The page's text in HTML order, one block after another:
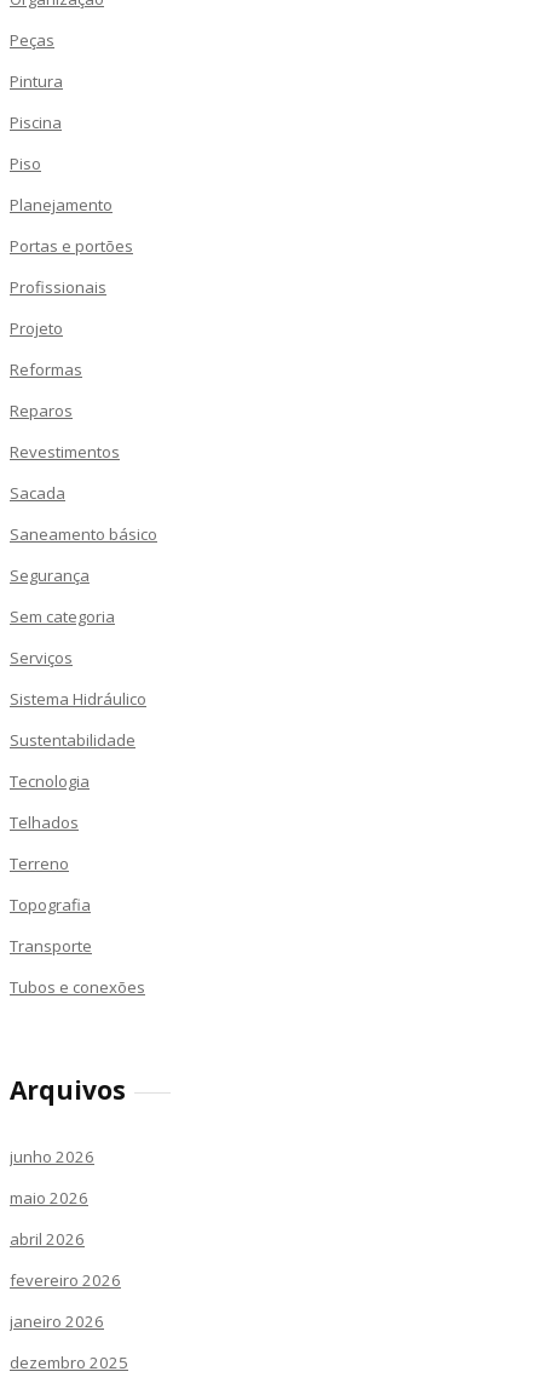
Peças
Pintura
Piscina
Piso
Planejamento
Portas e portões
Profissionais
Projeto
Reformas
Reparos
Revestimentos
Sacada
Saneamento básico
Segurança
Sem categoria
Serviços
Sistema Hidráulico
Sustentabilidade
Tecnologia
Telhados
Terreno
Topografia
Transporte
Tubos e conexões
Arquivos
junho 2026
maio 2026
abril 2026
fevereiro 2026
janeiro 2026
dezembro 2025